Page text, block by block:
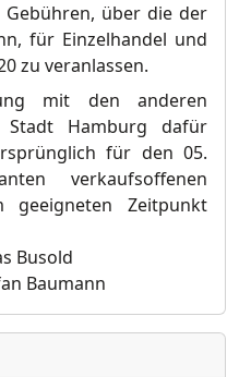
über die der
für Einzelhandel und
zu veranlassen.
mit den anderen
Hamburg dafür
für den 05.
verkaufsoffenen
geeigneten Zeitpunkt
Busold
Baumann